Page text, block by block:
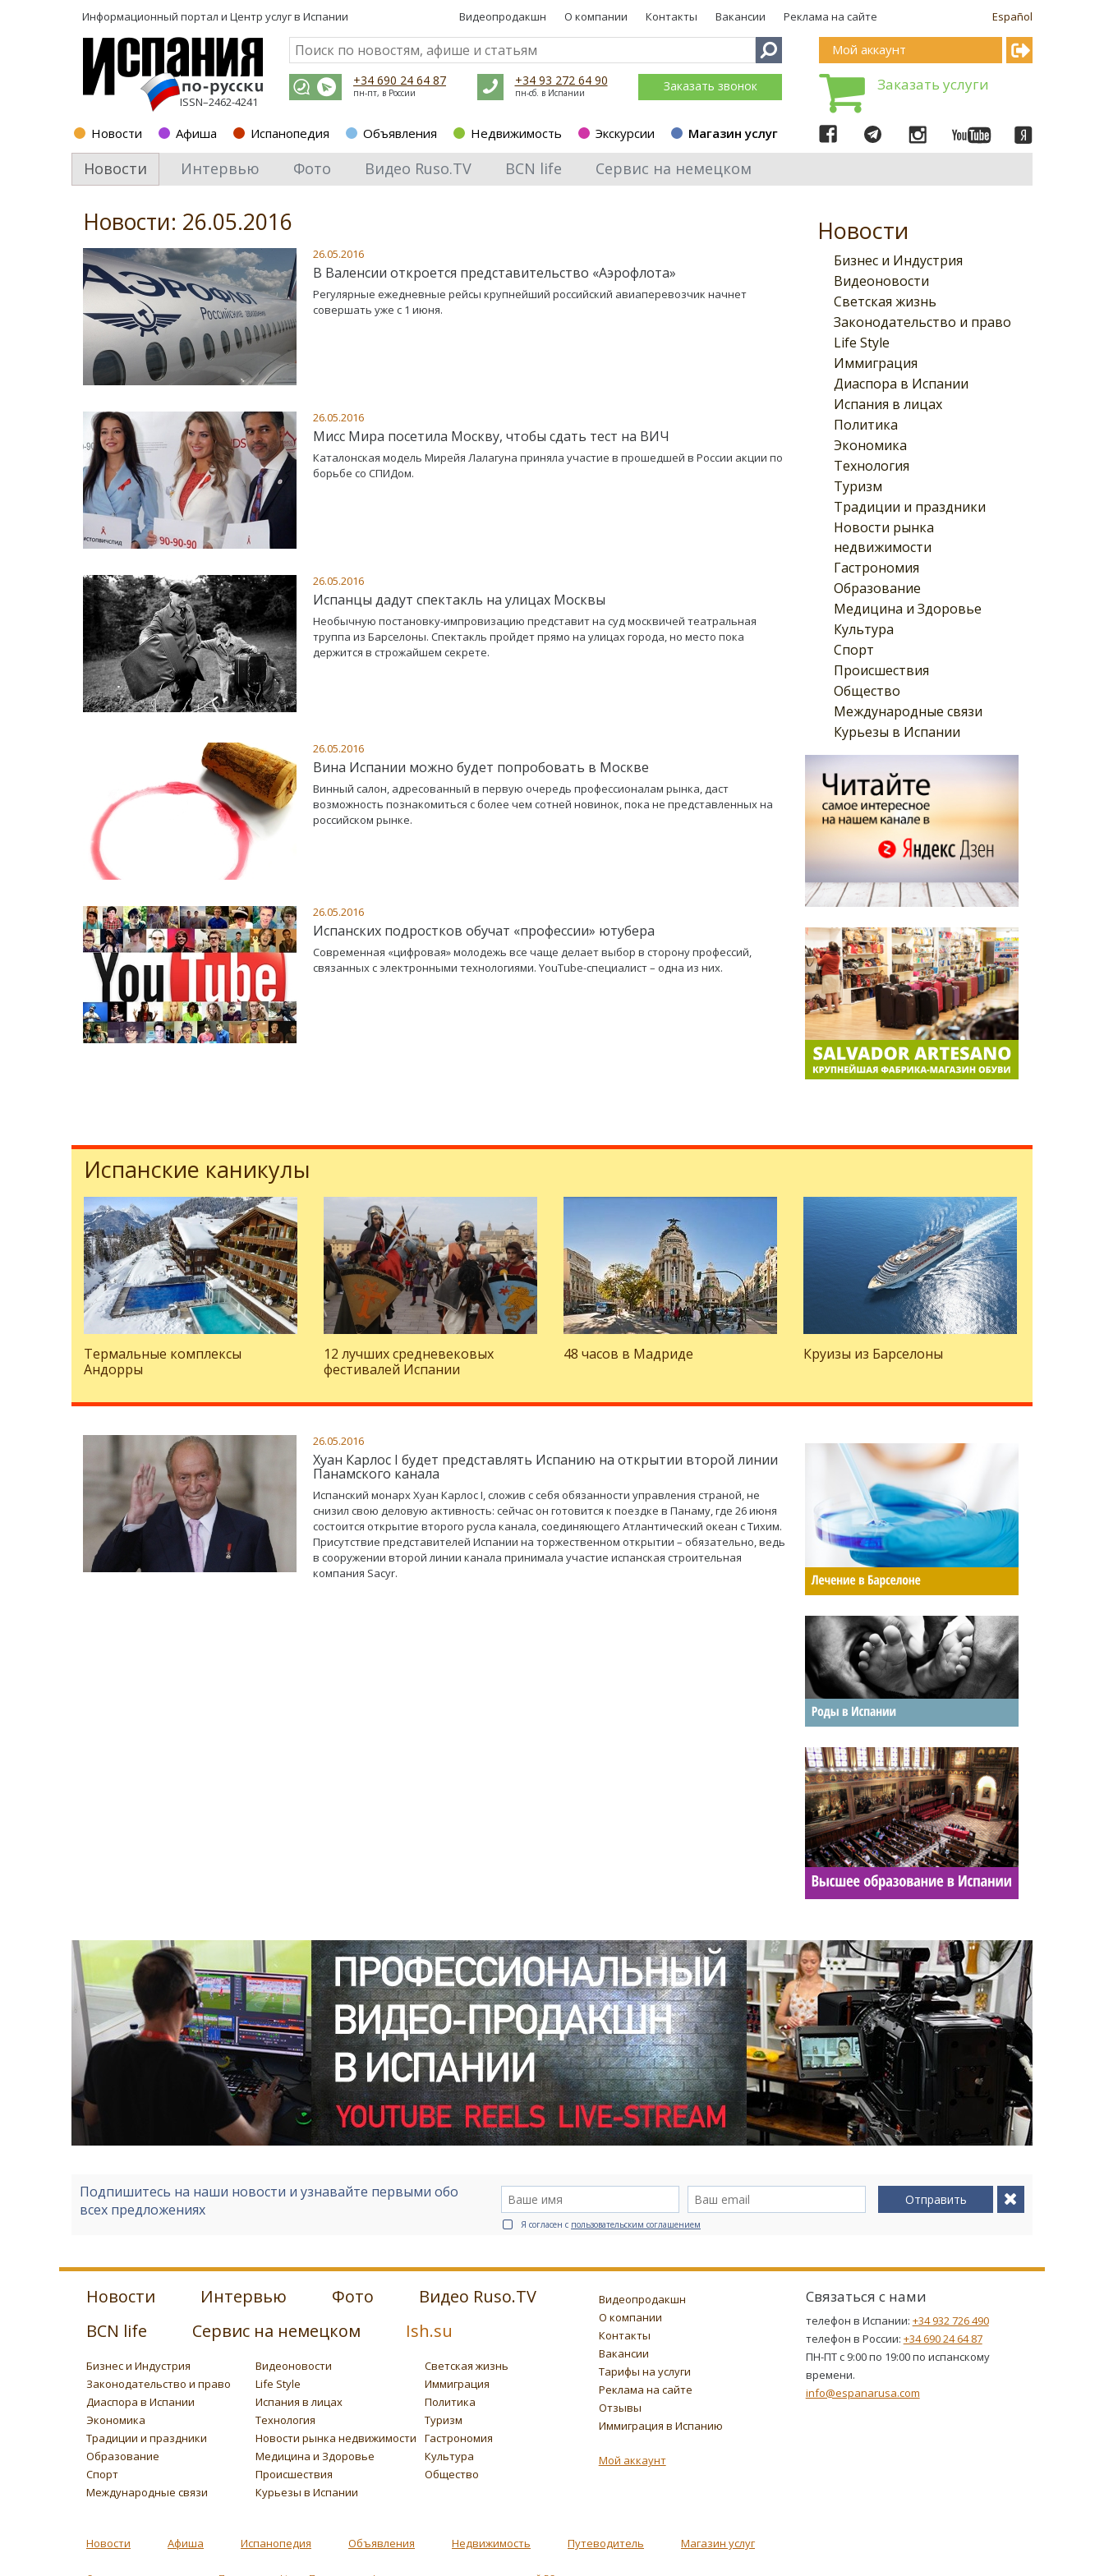
Информационный портал и Центр услуг в Испании Español
Видеопродакшн О компании Контакты Вакансии Реклама на сайте
ISSN–2462-4241
+34 690 24 64 87
пн-пт, в России
+34 93 272 64 90
пн-сб. в Испании Заказать звонок
Новости Афиша Испанопедия Объявления Недвижимость Экскурсии Магазин услуг
Мой аккаунт
Заказать услуги
Новости Интервью Фото Видео Ruso.TV BCN life Сервис на немецком
Новости
Бизнес и Индустрия
Видеоновости
Светская жизнь
Законодательство и право
Life Style
Иммиграция
Диаспора в Испании
Испания в лицах
Политика
Экономика
Технология
Туризм
Традиции и праздники
Новости рынка
недвижимости
Гастрономия
Образование
Медицина и Здоровье
Культура
Спорт
Происшествия
Общество
Международные связи
Курьезы в Испании
Новости: 26.05.2016
26.05.2016
В Валенсии откроется представительство «Аэрофлота»
Регулярные ежедневные рейсы крупнейший российский авиаперевозчик начнет
совершать уже с 1 июня.
26.05.2016
Мисс Мира посетила Москву, чтобы сдать тест на ВИЧ
Каталонская модель Мирейя Лалагуна приняла участие в прошедшей в России акции по
борьбе со СПИДом.
26.05.2016
Испанцы дадут спектакль на улицах Москвы
Необычную постановку-импровизацию представит на суд москвичей театральная
труппа из Барселоны. Спектакль пройдет прямо на улицах города, но место пока
держится в строжайшем секрете.
26.05.2016
Вина Испании можно будет попробовать в Москве
Винный салон, адресованный в первую очередь профессионалам рынка, даст
возможность познакомиться с более чем сотней новинок, пока не представленных на
российском рынке.
26.05.2016
Испанских подростков обучат «профессии» ютубера
Современная «цифровая» молодежь все чаще делает выбор в сторону профессий,
связанных с электронными технологиями. YouTube-специалист – одна из них.
Испанские каникулы
Термальные комплексы
Андорры
12 лучших средневековых
фестивалей Испании
48 часов в Мадриде Круизы из Барселоны
26.05.2016
Хуан Карлос I будет представлять Испанию на открытии второй линии
Панамского канала
Испанский монарх Хуан Карлос I, сложив с себя обязанности управления страной, не
снизил свою деловую активность: сейчас он готовится к поездке в Панаму, где 26 июня
состоится открытие второго русла канала, соединяющего Атлантический океан с Тихим.
Присутствие представителей Испании на торжественном открытии – обязательно, ведь
в сооружении второй линии канала принимала участие испанская строительная
компания Sacyr.
Подпишитесь на наши новости и узнавайте первыми обо
всех предложениях
Отправить
Я согласен с пользовательским соглашением
Новости Интервью Фото
Видео Ruso.TV
BCN life
Сервис на немецком Ish.su
Бизнес и Индустрия Видеоновости
Светская жизнь
Законодательство и право
Life Style
Иммиграция
Диаспора в Испании
Испания в лицах
Политика
Экономика
Технология
Туризм
Традиции и праздники
Новости рынка недвижимости
Гастрономия
Образование
Медицина и Здоровье
Культура
Спорт
Происшествия
Общество
Международные связи
Курьезы в Испании
Видеопродакшн
О компании
Контакты
Вакансии
Тарифы на услуги
Реклама на сайте
Отзывы
Иммиграция в Испанию
Мой аккаунт
Связаться с нами
телефон в Испании: +34 932 726 490
телефон в России: +34 690 24 64 87
ПН-ПТ с 9:00 по 19:00 по испанскому
времени.
info@espanarusa.com
Новости Афиша Испанопедия Объявления Недвижимость Путеводитель Магазин услуг